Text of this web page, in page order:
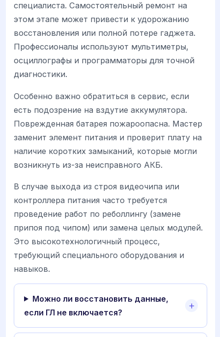
специалиста. Самостоятельный ремонт на
этом этапе может привести к удорожанию
восстановления или полной потере гаджета.
Профессионалы используют мультиметры,
осциллографы и программаторы для точной
диагностики.
Особенно важно обратиться в сервис, если
есть подозрение на вздутие аккумулятора.
Поврежденная батарея пожароопасна. Мастер
заменит элемент питания и проверит плату на
наличие коротких замыканий, которые могли
возникнуть из-за неисправного АКБ.
В случае выхода из строя видеочипа или
контроллера питания часто требуется
проведение работ по реболлингу (замене
припоя под чипом) или замена целых модулей.
Это высокотехнологичный процесс,
требующий специального оборудования и
навыков.
Можно ли восстановить данные,
если ГЛ не включается?